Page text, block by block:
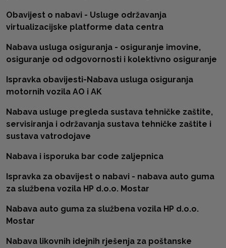
Obavijest o nabavi - Usluge održavanja
virtualizacijske platforme data centra
Nabava usluga osiguranja - osiguranje imovine,
osiguranje od odgovornosti i kolektivno osiguranje
Ispravka obavijesti-Nabava usluga osiguranja
motornih vozila AO i AK
Nabava usluge pregleda sustava tehničke zaštite,
servisiranja i održavanja sustava tehničke zaštite i
sustava vatrodojave
Nabava i isporuka bar code zaljepnica
Ispravka za obavijest o nabavi - nabava auto guma
za službena vozila HP d.o.o. Mostar
Nabava auto guma za službena vozila HP d.o.o.
Mostar
Nabava likovnih idejnih rješenja za poštanske